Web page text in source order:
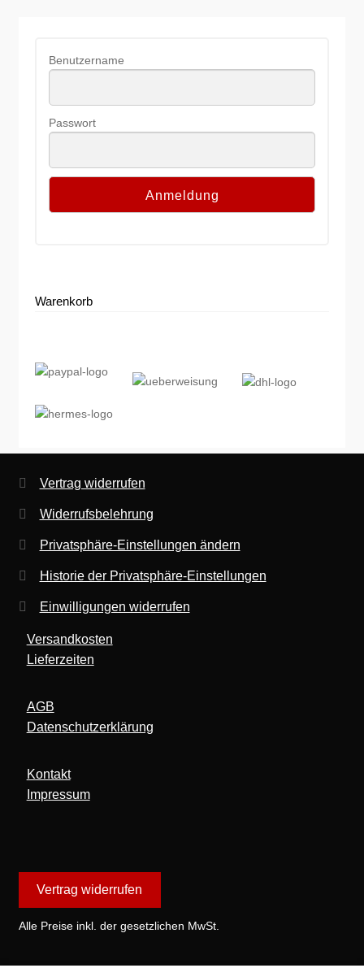
Benutzername
Passwort
Warenkorb
Vertrag widerrufen
Widerrufsbelehrung
Privatsphäre-Einstellungen ändern
Historie der Privatsphäre-Einstellungen
Einwilligungen widerrufen
Versandkosten
Lieferzeiten
AGB
Datenschutzerklärung
Kontakt
Impressum
Vertrag widerrufen
Alle Preise inkl. der gesetzlichen MwSt.